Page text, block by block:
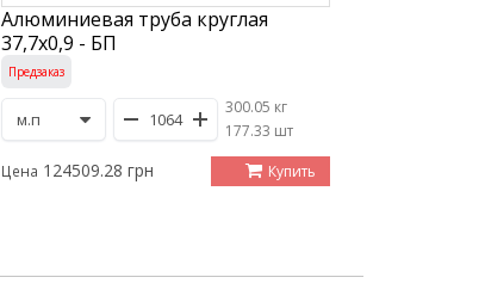
Алюминиевая труба круглая
37,7х0,9 - БП
Предзаказ
300.05 кг
/177.33 шт
Цена 124509.28 грн Купить